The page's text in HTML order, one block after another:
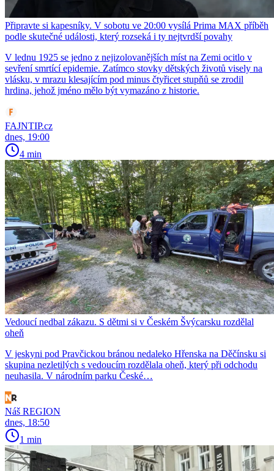
Připravte si kapesníky. V sobotu ve 20:00 vysílá Prima MAX příběh
podle skutečné události, který rozseká i ty nejtvrdší povahy
V lednu 1925 se jedno z nejizolovanějších míst na Zemi ocitlo v
sevření smrtící epidemie. Zatímco stovky dětských životů visely na
vlásku, v mrazu klesajícím pod minus čtyřicet stupňů se zrodil
hrdina, jehož jméno mělo být vymazáno z historie.
FAJNTIP.cz
dnes, 19:00
4 min
Vedoucí nedbal zákazu. S dětmi si v Českém Švýcarsku rozdělal
oheň
V jeskyni pod Pravčickou bránou nedaleko Hřenska na Děčínsku si
skupina nezletilých s vedoucím rozdělala oheň, který při odchodu
neuhasila. V národním parku České…
Náš REGION
dnes, 18:50
1 min